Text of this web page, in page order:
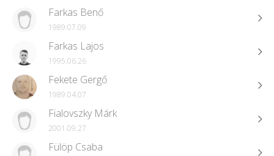
Farkas Benő
1989.07.09
Farkas Lajos
1995.06.26
Fekete Gergő
1989.04.07
Fialovszky Márk
2001.09.27
Fülöp Csaba